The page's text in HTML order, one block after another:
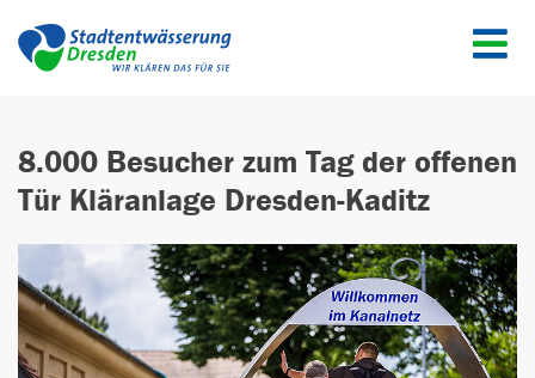
8.000 Besucher zum Tag der offenen
Tür Kläranlage Dresden-Kaditz